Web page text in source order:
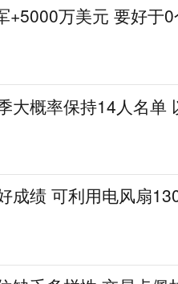
+5000万美元 要好于
大概率保持14人名单
成绩 可利用电风扇